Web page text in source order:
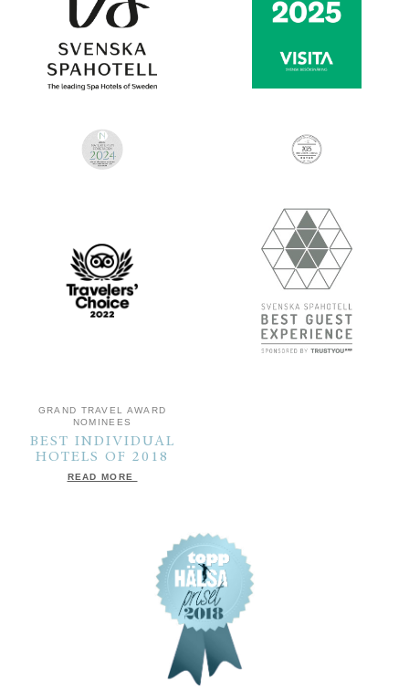
GRAND TRAVEL AWARD
NOMINEES
BEST INDIVIDUAL
HOTELS OF 2018
READ MORE